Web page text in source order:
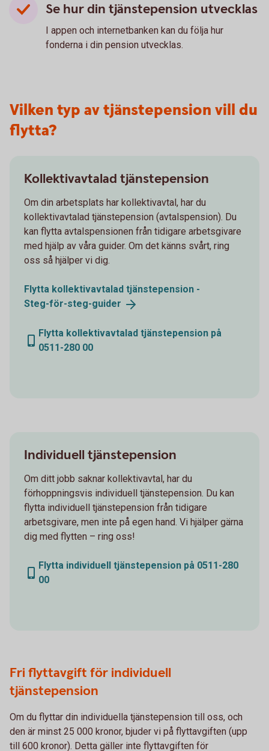
Se hur din tjänstepension utvecklas
I appen och internetbanken kan du följa hur
fonderna i din pension utvecklas.
Vilken typ av tjänstepension vill du
flytta?
Kollektivavtalad tjänstepension
Om din arbetsplats har kollektivavtal, har du
kollektivavtalad tjänstepension (avtalspension). Du
kan flytta avtalspensionen från tidigare arbetsgivare
med hjälp av våra guider. Om det känns svårt, ring
oss så hjälper vi dig.
Flytta kollektivavtalad tjänstepension -
Steg-för-steg-guider
Flytta kollektivavtalad tjänstepension på
0511-280 00
Individuell tjänstepension
Om ditt jobb saknar kollektivavtal, har du
förhoppningsvis individuell tjänstepension. Du kan
flytta individuell tjänstepension från tidigare
arbetsgivare, men inte på egen hand. Vi hjälper gärna
dig med flytten – ring oss!
Flytta individuell tjänstepension på 0511-280
00
Fri flyttavgift för individuell
tjänstepension
Om du flyttar din individuella tjänstepension till oss, och
den är minst 25 000 kronor, bjuder vi på flyttavgiften (upp
till 600 kronor). Detta gäller inte flyttavgiften för